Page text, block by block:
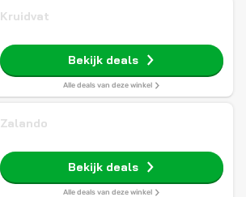
Kruidvat
Bekijk deals
Alle deals van deze winkel
Zalando
Bekijk deals
Alle deals van deze winkel